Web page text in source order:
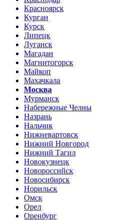
Красноярск
Курган
Курск
Липецк
Луганск
Магадан
Магнитогорск
Майкоп
Махачкала
Москва
Мурманск
Набережные Челны
Назрань
Нальчик
Нижневартовск
Нижний Новгород
Нижний Тагил
Новокузнецк
Новороссийск
Новосибирск
Норильск
Омск
Орел
Оренбург